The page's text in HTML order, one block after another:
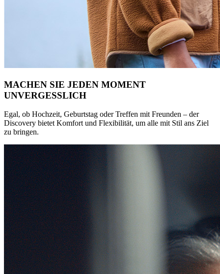
MACHEN SIE JEDEN MOMENT
UNVERGESSLICH
Egal, ob Hochzeit, Geburtstag oder Treffen mit Freunden – der
Discovery bietet Komfort und Flexibilität, um alle mit Stil ans Ziel
zu bringen.